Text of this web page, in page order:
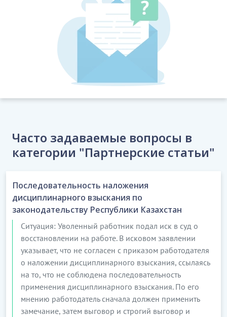
Часто задаваемые вопросы в
категории "Партнерские статьи"
Последовательность наложения
дисциплинарного взыскания по
законодательству Республики Казахстан
Ситуация: Уволенный работник подал иск в суд о
восстановлении на работе. В исковом заявлении
указывает, что не согласен с приказом работодателя
о наложении дисциплинарного взыскания, ссылаясь
на то, что не соблюдена последовательность
применения дисциплинарного взыскания. По его
мнению работодатель сначала должен применить
замечание, затем выговор и строгий выговор и